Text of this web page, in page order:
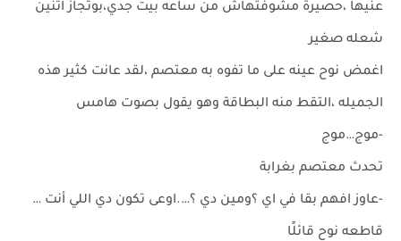
عنيها ،حصيرة مشوفتهاش من ساعه بيت جدي،بوتجاز اتنين
شعله صغير
اغمض نوح عينه على ما تفوه به معتصم ،لقد عانت كثير هذه
الجميله ،التقط منه البطاقة وهو يقول بصوت هامس
-موج…موج
تحدث معتصم بغرابة
-عاوز افهم بقا في اي ؟ومين دي ؟….اوعى تكون دي اللي أنت …
قاطعه نوح قائلًا